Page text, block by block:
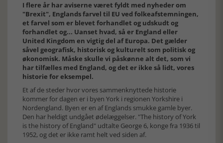
I flere år har aviserne været fyldt med nyheder om
"Brexit", Englands farvel til EU ved folkeafstemningen,
et farvel som er blevet forhandlet og udskudt og
forhandlet og... Uanset hvad, så er England eller
United Kingdom en vigtig del af Europa. Det gælder
såvel geografisk, historisk og kulturelt som politisk og
økonomisk. Måske skulle vi påskønne alt det, som vi
har tilfælles med England, og det er ikke så lidt, vores
historie for eksempel.
Et af de steder hvor vores sammenknyttede historie
kommer for dagen er i byen York i regionen Yorkshire i
Nordengland. Byen er en af Englands smukke gamle byer.
Den har heldigt undgået ødelæggelser. "The history of York
is the history of England" udtalte George 6, konge fra 1936 til
1952, og det er ikke ramt helt ved siden af.